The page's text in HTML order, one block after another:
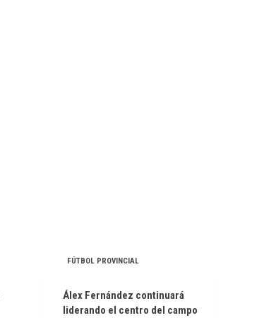
FÚTBOL PROVINCIAL
Álex Fernández continuará
liderando el centro del campo